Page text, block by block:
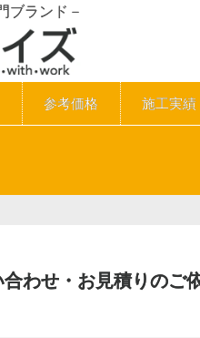
ブランド－
参考価格 施工実績
合わせ・お見積りのご